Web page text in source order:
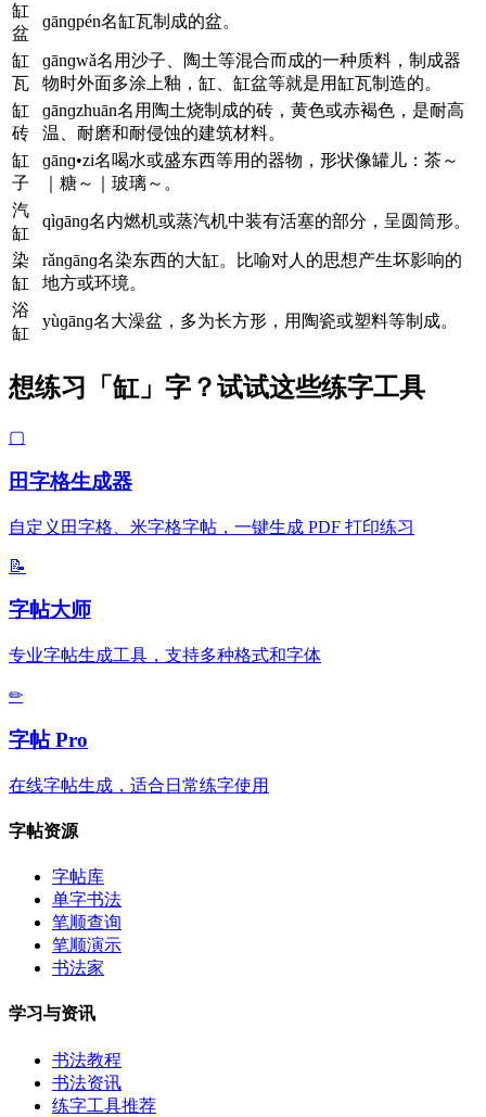
缸
盆
ɡānɡpén名缸瓦制成的盆。
缸
瓦
ɡānɡwǎ名用沙子、陶土等混合而成的一种质料，制成器
物时外面多涂上釉，缸、缸盆等就是用缸瓦制造的。
缸
砖
ɡānɡzhuān名用陶土烧制成的砖，黄色或赤褐色，是耐高
温、耐磨和耐侵蚀的建筑材料。
缸
子
ɡānɡ•zi名喝水或盛东西等用的器物，形状像罐儿：茶～
｜糖～｜玻璃～。
汽
缸
qìɡānɡ名内燃机或蒸汽机中装有活塞的部分，呈圆筒形。
染
缸
rǎnɡānɡ名染东西的大缸。比喻对人的思想产生坏影响的
地方或环境。
浴
缸
yùɡānɡ名大澡盆，多为长方形，用陶瓷或塑料等制成。
想练习「缸」字？试试这些练字工具
▢
田字格生成器
自定义田字格、米字格字帖，一键生成 PDF 打印练习
📝
字帖大师
专业字帖生成工具，支持多种格式和字体
✏
字帖 Pro
在线字帖生成，适合日常练字使用
字帖资源
字帖库
单字书法
笔顺查询
笔顺演示
书法家
学习与资讯
书法教程
书法资讯
练字工具推荐